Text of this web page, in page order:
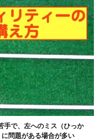
手で、左へのミス（ひっか
問題がある場合が多い